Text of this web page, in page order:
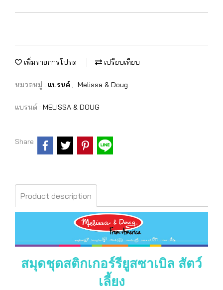
เพิ่มรายการโปรด เปรียบเทียบ
หมวดหมู่ : แบรนด์ , Melissa & Doug
แบรนด์ : MELISSA & DOUG
Share
Product description
สมุดชุดสติกเกอร์รียูสซาเบิล สัตว์
เลี้ยง